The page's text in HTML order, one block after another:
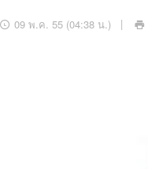
09 พ.ค. 55 (04:38 น.)